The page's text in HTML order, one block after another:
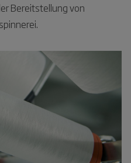
Bereitstellung von